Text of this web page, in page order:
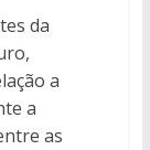
da
a
a
as